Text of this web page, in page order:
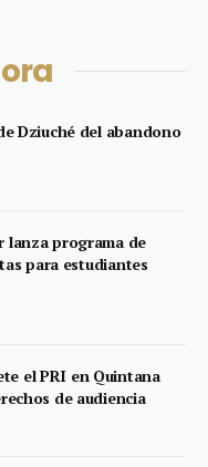
Dziuché del abandono
lanza programa de
para estudiantes
el PRI en Quintana
de audiencia